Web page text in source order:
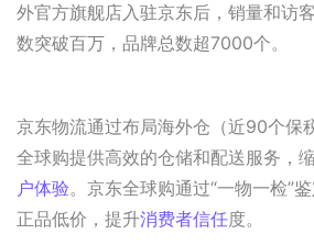
外官方旗舰店入驻京东后，销量和访
数突破百万，品牌总数超7000个。
京东物流通过布局海外仓（近90个保
全球购提供高效的仓储和配送服务，
户体验。京东全球购通过“一物一检”
正品低价，提升消费者信任度。